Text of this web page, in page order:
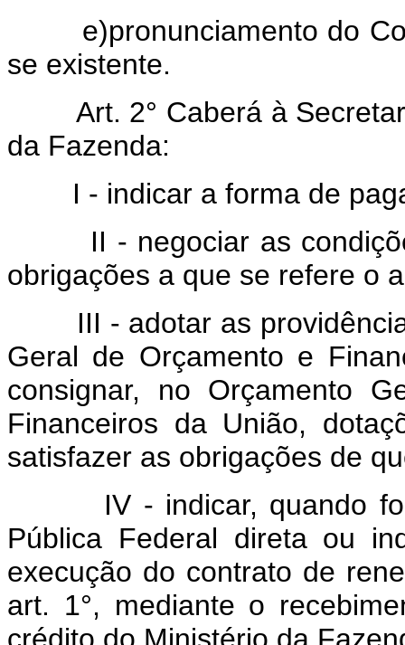
e)pronunciamento do
se existente.
Art. 2° Caberá à
da Fazenda:
I - indicar a forma de
II - negociar as
obrigações a que se refere o
III - adotar as
Geral de Orçamento e
consignar, no Orçamento
Financeiros da União,
satisfazer as obrigações de
IV - indicar, quando
Pública Federal direta ou
execução do contrato de
art. 1°, mediante o